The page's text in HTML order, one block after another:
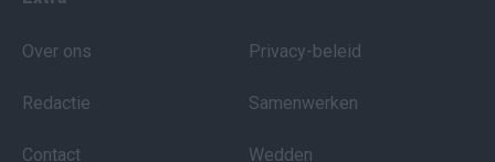
Over ons
Redactie
Contact
Privacy-beleid
Samenwerken
Wedden